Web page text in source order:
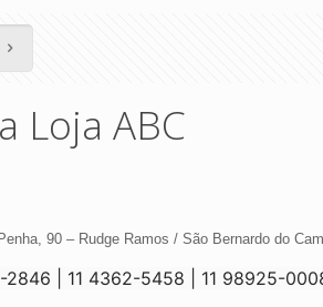
Loja ABC
90 – Rudge Ramos / São Bernardo do
2846 | 11 4362-5458 | 11 98925-